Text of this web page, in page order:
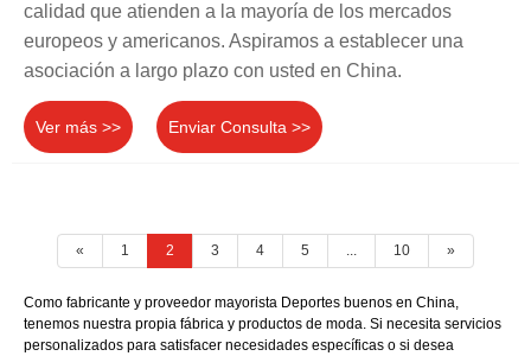
calidad que atienden a la mayoría de los mercados
europeos y americanos. Aspiramos a establecer una
asociación a largo plazo con usted en China.
Ver más >> Enviar Consulta >>
« 1 2 3 4 5 10 »
Como fabricante y proveedor mayorista Deportes buenos en China,
tenemos nuestra propia fábrica y productos de moda. Si necesita servicios
personalizados para satisfacer necesidades específicas o si desea